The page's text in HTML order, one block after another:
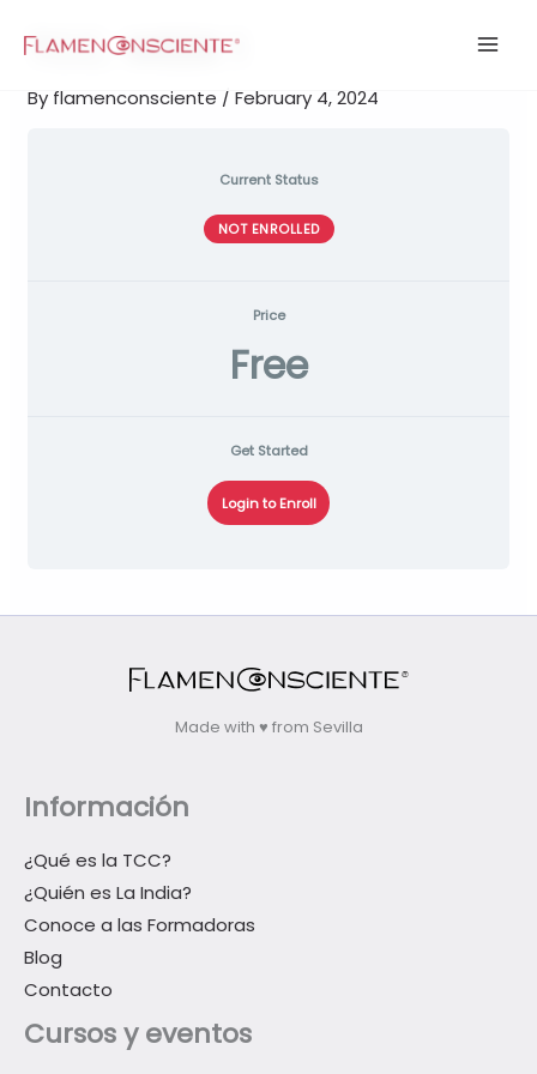
TCC. WEEK 1
By flamenconsciente /February 4, 2024
Current Status
NOT ENROLLED
Price
Free
Get Started
Login to Enroll
Made with ♥ from Sevilla
Información
¿Qué es la TCC?
¿Quién es La India?
Conoce a las Formadoras
Blog
Contacto
Cursos y eventos